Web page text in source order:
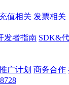
充值相关 发票相关
发者指南 SDK&
广计划 商务合作